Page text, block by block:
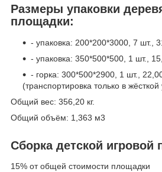
Размеры упаковки
площадки:
- упаковка: 200*200*3000, 7 шт.,
- упаковка: 350*500*500, 1 шт.,
- горка: 300*500*2900, 1 шт., 22,00
(транспортировка только в жёсткой
Общий вес: 356,20 кг.
Общий объём: 1,363 м3
Сборка детской игровой
15% от общей стоимости площадки